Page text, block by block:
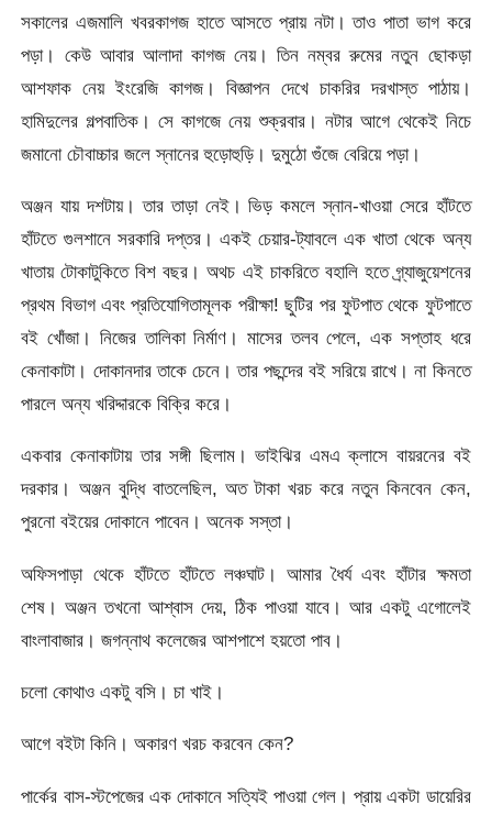
সকালের এজমালি খবরকাগজ হাতে আসতে প্রায় নটা। তাও পাতা ভাগ করে
পড়া। কেউ আবার আলাদা কাগজ নেয়। তিন নম্বর রুমের নতুন ছোকড়া
আশফাক নেয় ইংরেজি কাগজ। বিজ্ঞাপন দেখে চাকরির দরখাস্ত পাঠায়।
হামিদুলের গল্পবাতিক। সে কাগজে নেয় শুক্রবার। নটার আগে থেকেই নিচে
জমানো চৌবাচ্চার জলে স্নানের হুড়োহুড়ি। দুমুঠো গুঁজে বেরিয়ে পড়া।
অঞ্জন যায় দশটায়। তার তাড়া নেই। ভিড় কমলে স্নান-খাওয়া সেরে হাঁটতে
হাঁটতে গুলশানে সরকারি দপ্তর। একই চেয়ার-ট্যাবলে এক খাতা থেকে অন্য
খাতায় টোকাটুকিতে বিশ বছর। অথচ এই চাকরিতে বহালি হতে গ্র্যাজুয়েশনের
প্রথম বিভাগ এবং প্রতিযোগিতামূলক পরীক্ষা! ছুটির পর ফুটপাত থেকে ফুটপাতে
বই খোঁজা। নিজের তালিকা নির্মাণ। মাসের তলব পেলে, এক সপ্তাহ ধরে
কেনাকাটা। দোকানদার তাকে চেনে। তার পছন্দের বই সরিয়ে রাখে। না কিনতে
পারলে অন্য খরিদ্দারকে বিক্রি করে।
একবার কেনাকাটায় তার সঙ্গী ছিলাম। ভাইঝির এমএ ক্লাসে বায়রনের বই
দরকার। অঞ্জন বুদ্ধি বাতলেছিল, অত টাকা খরচ করে নতুন কিনবেন কেন,
পুরনো বইয়ের দোকানে পাবেন। অনেক সস্তা।
অফিসপাড়া থেকে হাঁটতে হাঁটতে লঞ্চঘাট। আমার ধৈর্য এবং হাঁটার ক্ষমতা
শেষ। অঞ্জন তখনো আশ্বাস দেয়, ঠিক পাওয়া যাবে। আর একটু এগোলেই
বাংলাবাজার। জগন্নাথ কলেজের আশপাশে হয়তো পাব।
চলো কোথাও একটু বসি। চা খাই।
আগে বইটা কিনি। অকারণ খরচ করবেন কেন?
পার্কের বাস-স্টপেজের এক দোকানে সত্যিই পাওয়া গেল। প্রায় একটা ডায়েরির